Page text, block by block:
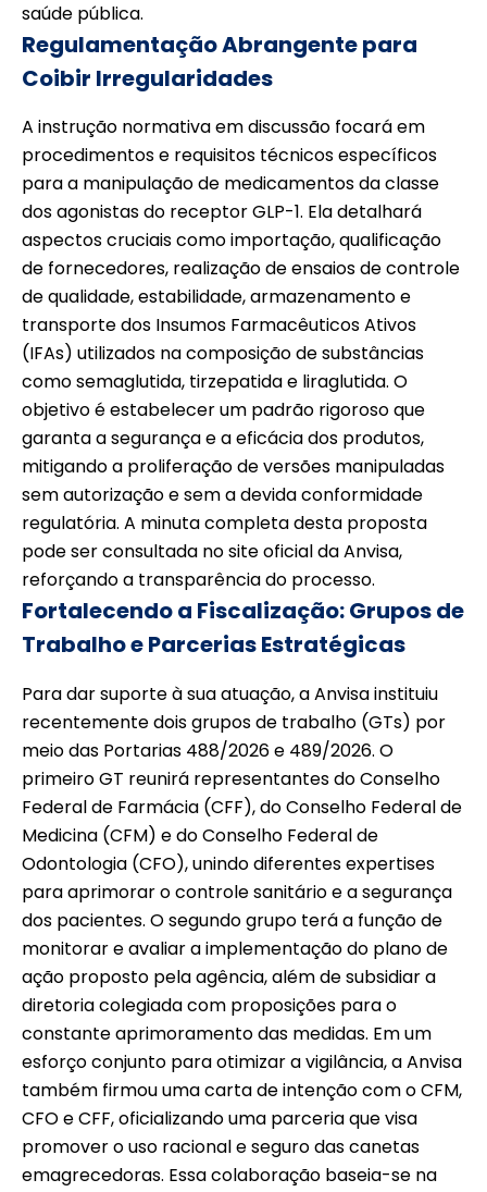
saúde pública.
Regulamentação Abrangente para
Coibir Irregularidades
A instrução normativa em discussão focará em
procedimentos e requisitos técnicos específicos
para a manipulação de medicamentos da classe
dos agonistas do receptor GLP-1. Ela detalhará
aspectos cruciais como importação, qualificação
de fornecedores, realização de ensaios de controle
de qualidade, estabilidade, armazenamento e
transporte dos Insumos Farmacêuticos Ativos
(IFAs) utilizados na composição de substâncias
como semaglutida, tirzepatida e liraglutida. O
objetivo é estabelecer um padrão rigoroso que
garanta a segurança e a eficácia dos produtos,
mitigando a proliferação de versões manipuladas
sem autorização e sem a devida conformidade
regulatória. A minuta completa desta proposta
pode ser consultada no site oficial da Anvisa,
reforçando a transparência do processo.
Fortalecendo a Fiscalização: Grupos de
Trabalho e Parcerias Estratégicas
Para dar suporte à sua atuação, a Anvisa instituiu
recentemente dois grupos de trabalho (GTs) por
meio das Portarias 488/2026 e 489/2026. O
primeiro GT reunirá representantes do Conselho
Federal de Farmácia (CFF), do Conselho Federal de
Medicina (CFM) e do Conselho Federal de
Odontologia (CFO), unindo diferentes expertises
para aprimorar o controle sanitário e a segurança
dos pacientes. O segundo grupo terá a função de
monitorar e avaliar a implementação do plano de
ação proposto pela agência, além de subsidiar a
diretoria colegiada com proposições para o
constante aprimoramento das medidas. Em um
esforço conjunto para otimizar a vigilância, a Anvisa
também firmou uma carta de intenção com o CFM,
CFO e CFF, oficializando uma parceria que visa
promover o uso racional e seguro das canetas
emagrecedoras. Essa colaboração baseia-se na